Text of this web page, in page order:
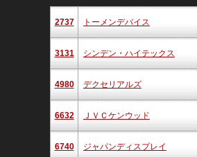
2737 トーメンデバイス
3131 シンデン・ハイテックス
4980 デクセリアルズ
6632 ＪＶＣケンウッド
6740 ジャパンディスプレイ